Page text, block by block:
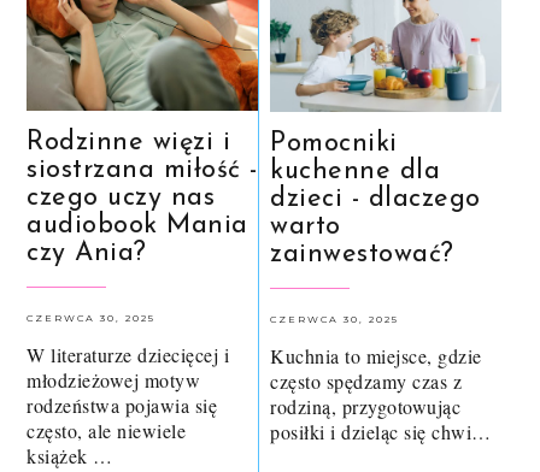
Rodzinne więzi i
siostrzana miłość -
czego uczy nas
audiobook Mania
czy Ania?
CZERWCA 30, 2025
W literaturze dziecięcej i
młodzieżowej motyw
rodzeństwa pojawia się
często, ale niewiele
książek …
Pomocniki
kuchenne dla
dzieci - dlaczego
warto
zainwestować?
CZERWCA 30, 2025
Kuchnia to miejsce, gdzie
często spędzamy czas z
rodziną, przygotowując
posiłki i dzieląc się chwi…